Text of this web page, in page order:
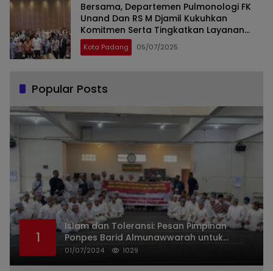
Bersama, Departemen Pulmonologi FK
Unand Dan RS M Djamil Kukuhkan
Komitmen Serta Tingkatkan Layanan
Kesehatan Paru Lewat Pulmonary
Update 2025
Kota Padang 05/07/2025
Popular Posts
1
Islam dan Toleransi: Pesan Pimpinan
Ponpes Barid Almunawwarah untuk
Indonesia
01/07/2024 1029